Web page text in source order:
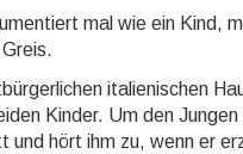
mal wie ein Kind,
italienischen
Kinder. Um den
und hört ihm zu, wenn er